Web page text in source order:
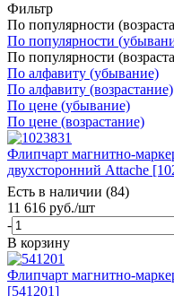
Фильтр
По популярности
По популярности
По популярности
По алфавиту (убывание)
По алфавиту (возрастание)
По цене (убывание)
По цене (возрастание)
Флипчарт магнитно-
двухсторонний Attache
Есть в наличии (84)
11 616 руб./шт
-
В корзину
Флипчарт магнитно-
[541201]